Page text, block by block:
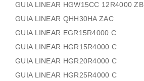
GUIA LINEAR HGW15CC 12R4000
GUIA LINEAR QHH30HA ZAC
GUIA LINEAR EGR15R4000 C
GUIA LINEAR HGR15R4000 C
GUIA LINEAR HGR20R4000 C
GUIA LINEAR HGR25R4000 C